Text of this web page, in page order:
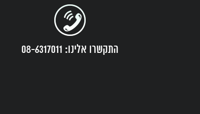
כיום,
התקשרו אלינו: 08-6317011